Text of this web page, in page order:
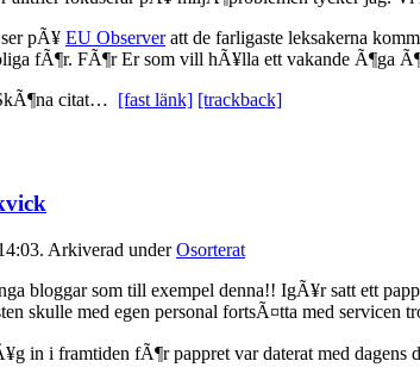
pÃ¥ EU Observeratt de farligaste leksakerna
fÃ¶r. FÃ¶r Er som vill hÃ¥lla ett vakande Ã¶ga
citat… [fast länk] [trackback]
Arkiverad underOsorterat
bloggar som till exempel denna!! IgÃ¥r satt ett
skulle med egen personal fortsÃ¤tta med
in i framtiden fÃ¶r pappret var daterat med